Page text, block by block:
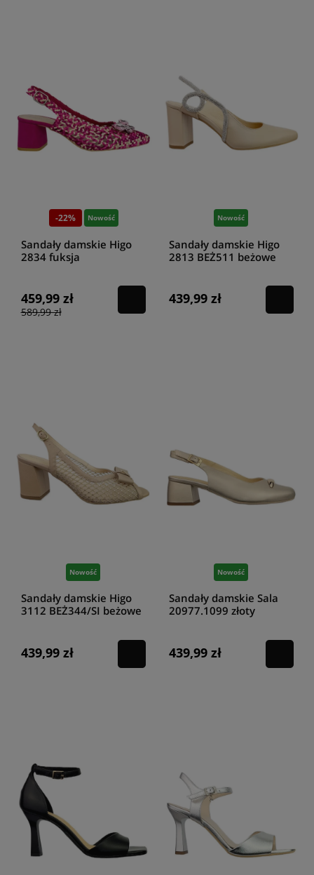
-22% Nowość
Sandały damskie Higo
2834 fuksja
459,99 zł
589,99 zł
Nowość
Sandały damskie Higo
2813 BEŻ511 beżowe
439,99 zł
Nowość
Sandały damskie Higo
3112 BEŻ344/SI beżowe
439,99 zł
Nowość
Sandały damskie Sala
20977.1099 złoty
439,99 zł